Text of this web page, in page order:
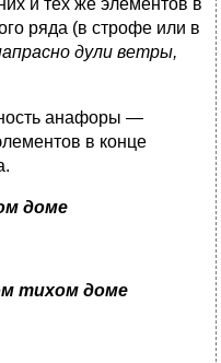
и тех же элементов в
ряда (в строфе или в
дули ветры,
анафоры —
в конце
доме
тихом доме